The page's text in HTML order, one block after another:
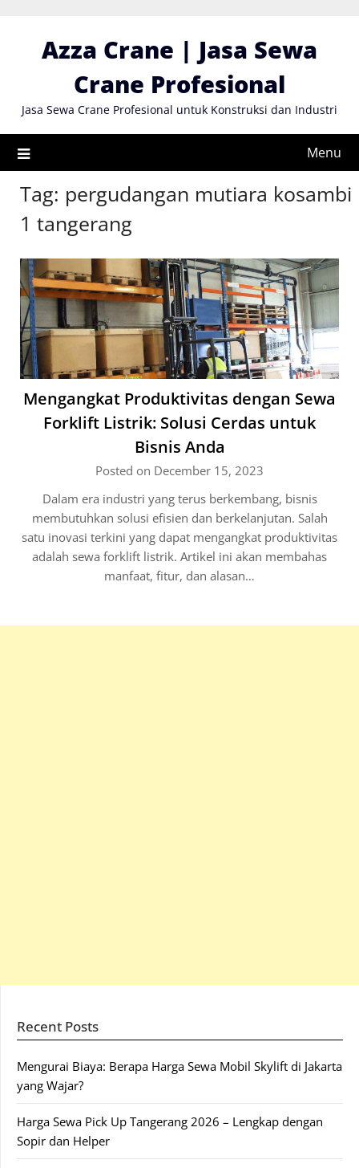
contentAzza Crane | Jasa Sewa
Crane Profesional
Jasa Sewa Crane Profesional untuk Konstruksi dan Industri
Menu
Tag: pergudangan mutiara kosambi
1 tangerang
Mengangkat Produktivitas dengan Sewa
Forklift Listrik: Solusi Cerdas untuk
Bisnis Anda
Posted on December 15, 2023
Dalam era industri yang terus berkembang, bisnis
membutuhkan solusi efisien dan berkelanjutan. Salah
satu inovasi terkini yang dapat mengangkat produktivitas
adalah sewa forklift listrik. Artikel ini akan membahas
manfaat, fitur, dan alasan…
Recent Posts
Mengurai Biaya: Berapa Harga Sewa Mobil Skylift di Jakarta
yang Wajar?
Harga Sewa Pick Up Tangerang 2026 – Lengkap dengan
Sopir dan Helper